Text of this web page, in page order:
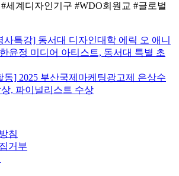
세계디자인기구 #WDO회원교 #글로벌
사특강] 동서대 디자인대학 에릭 오 애니
윤정 미디어 아티스트, 동서대 특별 초
동] 2025 부산국제마케팅광고제 은상수
, 파이널리스트 수상
침
거부